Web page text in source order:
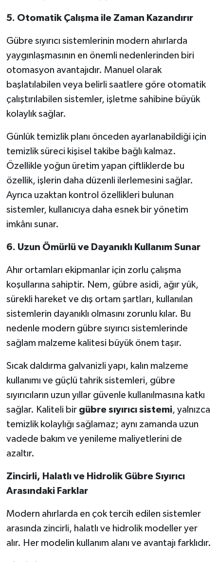
5. Otomatik Çalışma ile Zaman Kazandırır
Gübre sıyırıcı sistemlerinin modern ahırlarda
yaygınlaşmasının en önemli nedenlerinden biri
otomasyon avantajıdır. Manuel olarak
başlatılabilen veya belirli saatlere göre otomatik
çalıştırılabilen sistemler, işletme sahibine büyük
kolaylık sağlar.
Günlük temizlik planı önceden ayarlanabildiği için
temizlik süreci kişisel takibe bağlı kalmaz.
Özellikle yoğun üretim yapan çiftliklerde bu
özellik, işlerin daha düzenli ilerlemesini sağlar.
Ayrıca uzaktan kontrol özellikleri bulunan
sistemler, kullanıcıya daha esnek bir yönetim
imkânı sunar.
6. Uzun Ömürlü ve Dayanıklı Kullanım Sunar
Ahır ortamları ekipmanlar için zorlu çalışma
koşullarına sahiptir. Nem, gübre asidi, ağır yük,
sürekli hareket ve dış ortam şartları, kullanılan
sistemlerin dayanıklı olmasını zorunlu kılar. Bu
nedenle modern gübre sıyırıcı sistemlerinde
sağlam malzeme kalitesi büyük önem taşır.
Sıcak daldırma galvanizli yapı, kalın malzeme
kullanımı ve güçlü tahrik sistemleri, gübre
sıyırıcıların uzun yıllar güvenle kullanılmasına katkı
sağlar. Kaliteli bir gübre sıyırıcı sistemi, yalnızca
temizlik kolaylığı sağlamaz; aynı zamanda uzun
vadede bakım ve yenileme maliyetlerini de
azaltır.
Zincirli, Halatlı ve Hidrolik Gübre Sıyırıcı
Arasındaki Farklar
Modern ahırlarda en çok tercih edilen sistemler
arasında zincirli, halatlı ve hidrolik modeller yer
alır. Her modelin kullanım alanı ve avantajı farklıdır.